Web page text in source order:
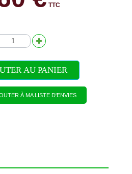
TTC
AU PANIER
À MA LISTE D'ENVIES